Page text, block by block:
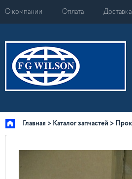
О компании Оплата Доставка
Главная Каталог запчастей